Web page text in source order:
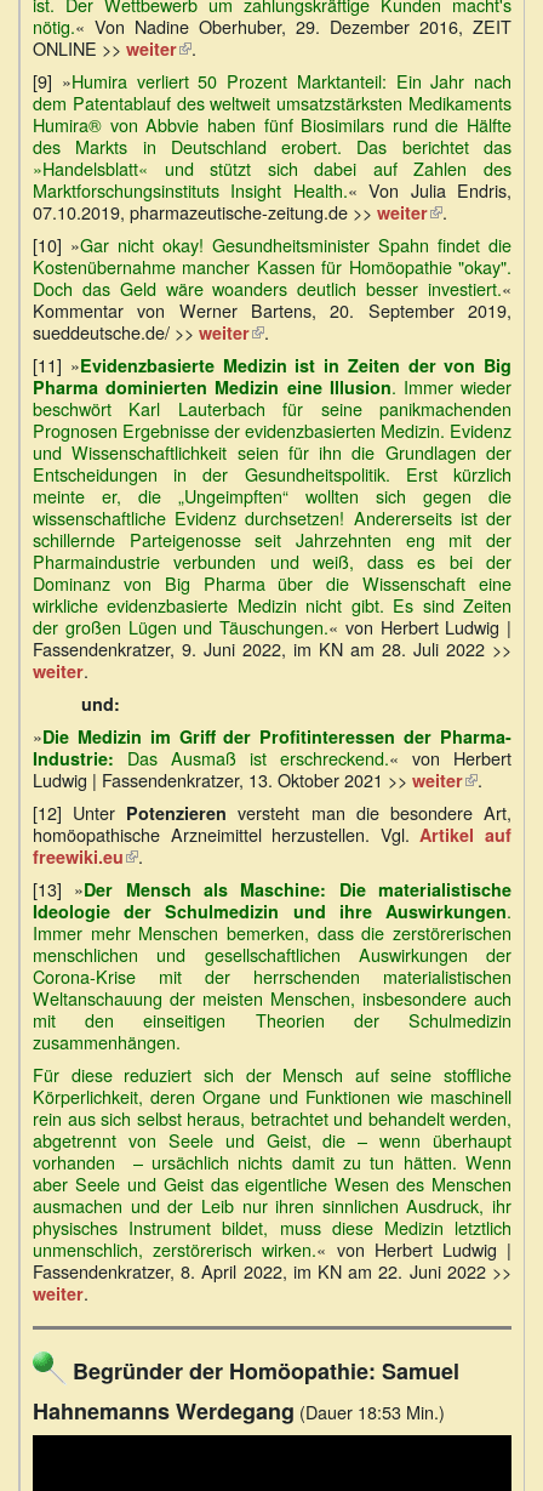
nötig.« Von Nadine Oberhuber, 29. Dezember 2016, ZEIT
ONLINE >> weiter(Link
extern)
.
[9] »Humira verliert 50 Prozent Marktanteil: Ein Jahr nach
dem Patentablauf des weltweit umsatzstärksten Medikaments
Humira® von Abbvie haben fünf Biosimilars rund die Hälfte
des Markts in Deutschland erobert. Das berichtet das
»Handelsblatt« und stützt sich dabei auf Zahlen des
Marktforschungsinstituts Insight Health.« Von Julia Endris,
07.10.2019, pharmazeutische-zeitung.de >> weiter(Link
ist
extern)
.
[10] »Gar nicht okay! Gesundheitsminister Spahn findet die
Kostenübernahme mancher Kassen für Homöopathie "okay".
Doch das Geld wäre woanders deutlich besser investiert.«
Kommentar von Werner Bartens, 20. September 2019,
sueddeutsche.de/ >> weiter(Link
ist
extern)
.
[11] »Evidenzbasierte Medizin ist in Zeiten der von Big
Pharma dominierten Medizin eine Illusion. Immer wieder
beschwört Karl Lauterbach für seine panikmachenden
Prognosen Ergebnisse der evidenzbasierten Medizin. Evidenz
und Wissenschaftlichkeit seien für ihn die Grundlagen der
Entscheidungen in der Gesundheitspolitik. Erst kürzlich
meinte er, die „Ungeimpften“ wollten sich gegen die
wissenschaftliche Evidenz durchsetzen! Andererseits ist der
schillernde Parteigenosse seit Jahrzehnten eng mit der
Pharmaindustrie verbunden und weiß, dass es bei der
Dominanz von Big Pharma über die Wissenschaft eine
wirkliche evidenzbasierte Medizin nicht gibt. Es sind Zeiten
der großen Lügen und Täuschungen.« von Herbert Ludwig |
Fassendenkratzer, 9. Juni 2022, im KN am 28. Juli 2022 >>
weiter.
und:
»Die Medizin im Griff der Profitinteressen der Pharma-
Industrie: Das Ausmaß ist erschreckend.« von Herbert
Ludwig | Fassendenkratzer, 13. Oktober 2021 >> weiter(Link
extern)
.
[12] Unter Potenzieren versteht man die besondere Art,
homöopathische Arzneimittel herzustellen. Vgl.Artikel auf
freewiki.eu(Link
ist
extern)
.
[13] »Der Mensch als Maschine: Die materialistische
Ideologie der Schulmedizin und ihre Auswirkungen.
Immer mehr Menschen bemerken, dass die zerstörerischen
menschlichen und gesellschaftlichen Auswirkungen der
Corona-Krise mit der herrschenden materialistischen
Weltanschauung der meisten Menschen, insbesondere auch
mit den einseitigen Theorien der Schulmedizin
zusammenhängen.
Für diese reduziert sich der Mensch auf seine stoffliche
Körperlichkeit, deren Organe und Funktionen wie maschinell
rein aus sich selbst heraus, betrachtet und behandelt werden,
abgetrennt von Seele und Geist, die – wenn überhaupt
vorhanden – ursächlich nichts damit zu tun hätten. Wenn
aber Seele und Geist das eigentliche Wesen des Menschen
ausmachen und der Leib nur ihren sinnlichen Ausdruck, ihr
physisches Instrument bildet, muss diese Medizin letztlich
unmenschlich, zerstörerisch wirken.« von Herbert Ludwig |
Fassendenkratzer, 8. April 2022, im KN am 22. Juni 2022 >>
weiter.
Begründer der Homöopathie: Samuel
Hahnemanns Werdegang (Dauer 18:53 Min.)